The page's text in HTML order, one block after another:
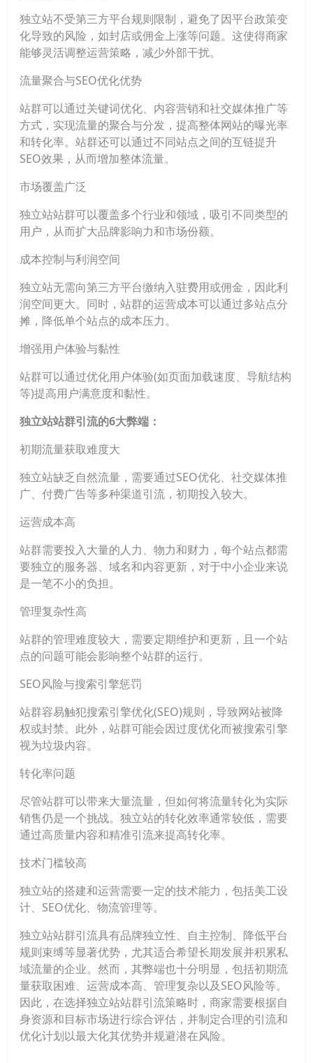
独立站不受第三方平台规则限制，避免了因平台政策变
化导致的风险，如封店或佣金上涨等问题。这使得商家
能够灵活调整运营策略，减少外部干扰。
流量聚合与SEO优化优势
站群可以通过关键词优化、内容营销和社交媒体推广等
方式，实现流量的聚合与分发，提高整体网站的曝光率
和转化率。站群还可以通过不同站点之间的互链提升
SEO效果，从而增加整体流量。
市场覆盖广泛
独立站站群可以覆盖多个行业和领域，吸引不同类型的
用户，从而扩大品牌影响力和市场份额。
成本控制与利润空间
独立站无需向第三方平台缴纳入驻费用或佣金，因此利
润空间更大。同时，站群的运营成本可以通过多站点分
摊，降低单个站点的成本压力。
增强用户体验与黏性
站群可以通过优化用户体验(如页面加载速度、导航结构
等)提高用户满意度和黏性。
独立站站群引流的6大弊端：
初期流量获取难度大
独立站缺乏自然流量，需要通过SEO优化、社交媒体推
广、付费广告等多种渠道引流，初期投入较大。
运营成本高
站群需要投入大量的人力、物力和财力，每个站点都需
要独立的服务器、域名和内容更新，对于中小企业来说
是一笔不小的负担。
管理复杂性高
站群的管理难度较大，需要定期维护和更新，且一个站
点的问题可能会影响整个站群的运行。
SEO风险与搜索引擎惩罚
站群容易触犯搜索引擎优化(SEO)规则，导致网站被降
权或封禁。此外，站群可能会因过度优化而被搜索引擎
视为垃圾内容。
转化率问题
尽管站群可以带来大量流量，但如何将流量转化为实际
销售仍是一个挑战。独立站的转化效率通常较低，需要
通过高质量内容和精准引流来提高转化率。
技术门槛较高
独立站的搭建和运营需要一定的技术能力，包括美工设
计、SEO优化、物流管理等。
独立站站群引流具有品牌独立性、自主控制、降低平台
规则束缚等显著优势，尤其适合希望长期发展并积累私
域流量的企业。然而，其弊端也十分明显，包括初期流
量获取困难、运营成本高、管理复杂以及SEO风险等。
因此，在选择独立站站群引流策略时，商家需要根据自
身资源和目标市场进行综合评估，并制定合理的引流和
优化计划以最大化其优势并规避潜在风险。